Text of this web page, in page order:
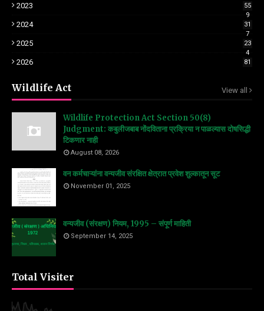
2023
55
9
2024
31
7
2025
23
4
2026 81
Wildlife Act View all
Wildlife Protection Act Section 50(8)
Judgment: कबुलीजबाब नोंदविताना प्रक्रिया न पाळल्यास दोषसिद्धी
टिकणार नाही
August 08, 2026
वन कर्मचाऱ्यांना वन्यजीव संरक्षित क्षेत्रात प्रवेश शुल्कातून सूट
November 01, 2025
वन्यजीव (संरक्षण) नियम, 1995 – संपूर्ण माहिती
September 14, 2025
Total Visiter